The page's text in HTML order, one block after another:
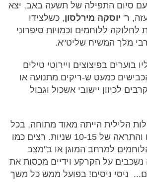
סיום התפילה של תשעה באב, יצא
ר' יוסקה מירלסון, כשלצידו
לחלוקה ללוחמים וכמויות סיפרוני
מלך המשיח שליט"א.
בוערים בפיצוצים ויירוטי טילים
כמעט ש-ריקים מתנועה או
לכיוון יישובי אשכול וגבול
הלילית הייתה מאוד מתוחה, בכל
כמה דק' צבע אדום והתראה של 10-15 שניות. רצים כמו
למרחב המוגן או ב"מצב
נשכבים על הקרקע וידיים מכסות את
ניסי ניסים! בפועל ממש כל משך